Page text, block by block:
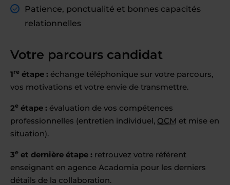
Patience, ponctualité et bonnes capacités
relationnelles
Votre parcours candidat
1re étape : échange téléphonique sur votre parcours,
vos motivations et votre envie de transmettre.
2e étape : évaluation de vos compétences
professionnelles (entretien individuel, QCM et mise en
situation).
3e et dernière étape : retrouvez votre référent
enseignant en agence Acadomia pour les derniers
détails de la collaboration.